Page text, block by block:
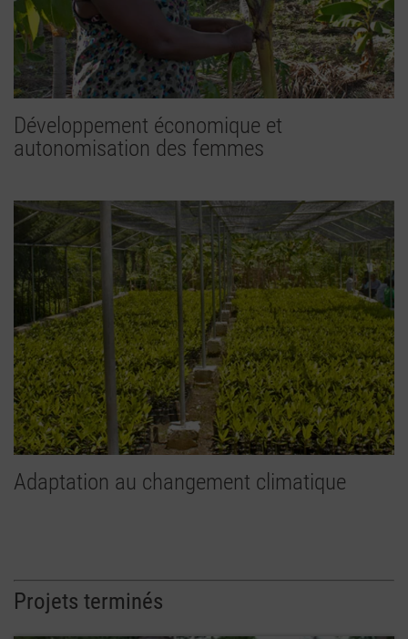
Développement économique et
autonomisation des femmes
Adaptation au changement climatique
Projets terminés